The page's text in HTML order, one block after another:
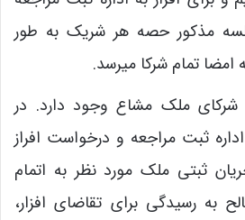
مذکور حصه هر شریک به طور
تمام شرکا میرسد.
ملک مشاع وجود دارد. در
ثبت مراجعه و درخواست افراز
ثبتی ملک مورد نظر به اتمام
به رسیدگی برای تقاضای افزار،